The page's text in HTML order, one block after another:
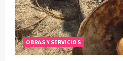
OBRAS Y SERVICIOS